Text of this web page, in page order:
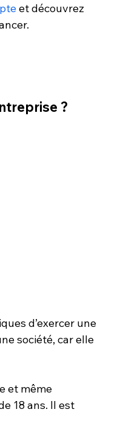
et découvrez
?
d’exercer une
société, car elle
et même
18 ans. Il est